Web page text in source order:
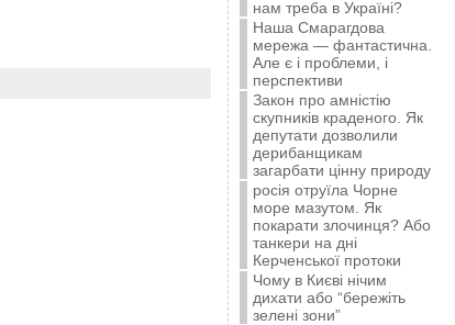
нам треба в Україні?
Наша Смарагдова
мережа — фантастична.
Але є і проблеми, і
перспективи
Закон про амністію
скупників краденого. Як
депутати дозволили
дерибанщикам
загарбати цінну природу
росія отруїла Чорне
море мазутом. Як
покарати злочинця? Або
танкери на дні
Керченської протоки
Чому в Києві нічим
дихати або “бережіть
зелені зони”